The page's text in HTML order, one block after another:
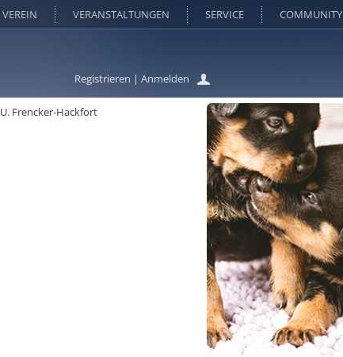
Registrieren | Anmelden
VEREIN VERANSTALTUNGEN SERVICE COMMUNITY
U. Frencker-Hackfort